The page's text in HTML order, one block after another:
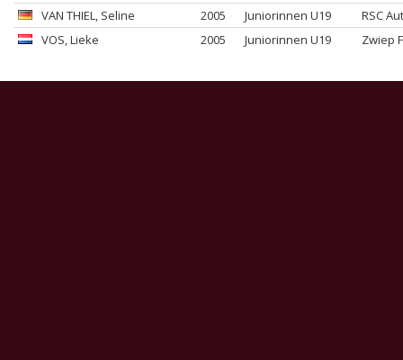
VAN THIEL, Seline 2005 Juniorinnen U19
RSC
VOS, Lieke 2005 Juniorinnen U19 Zwiep